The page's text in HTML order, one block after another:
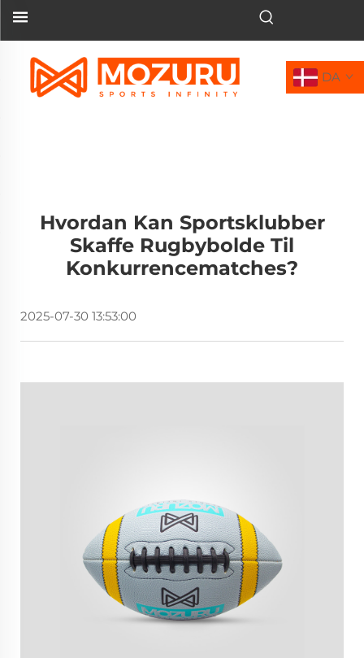
DA
Hvordan Kan Sportsklubber
Skaffe Rugbybolde Til
Konkurrencematches?
2025-07-30 13:53:00